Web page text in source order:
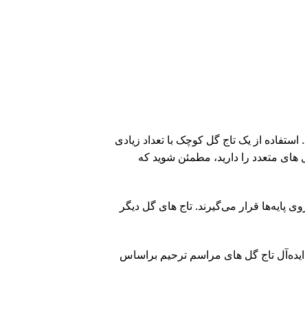
از یک تاج گل کوچک با تعداد زیادی
متعدد را دارید، مطمئن شوید که
قرار می‌گیرند. تاج های گل دیگر
ایده‌آل تاج گل های مراسم ترحیم براساس